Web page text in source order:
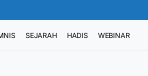
SEJARAH HADIS WEBINAR